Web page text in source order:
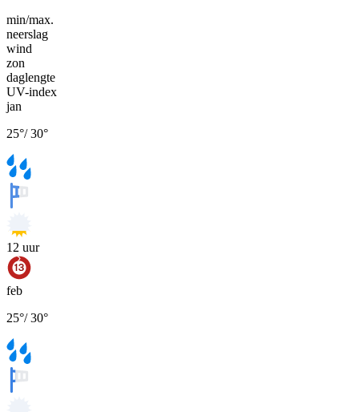
min/max.
neerslag
wind
zon
daglengte
UV-index
jan
25°/30°
12 uur
feb
25°/30°